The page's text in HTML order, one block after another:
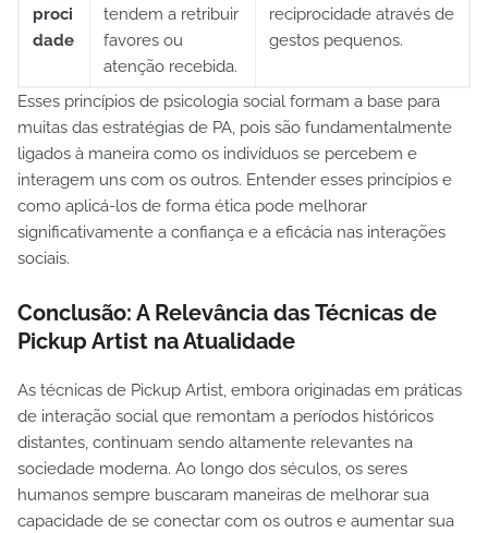
proci
dade
tendem a retribuir
favores ou
atenção recebida.
reciprocidade através de
gestos pequenos.
Esses princípios de psicologia social formam a base para
muitas das estratégias de PA, pois são fundamentalmente
ligados à maneira como os indivíduos se percebem e
interagem uns com os outros. Entender esses princípios e
como aplicá-los de forma ética pode melhorar
significativamente a confiança e a eficácia nas interações
sociais.
Conclusão: A Relevância das Técnicas de
Pickup Artist na Atualidade
As técnicas de Pickup Artist, embora originadas em práticas
de interação social que remontam a períodos históricos
distantes, continuam sendo altamente relevantes na
sociedade moderna. Ao longo dos séculos, os seres
humanos sempre buscaram maneiras de melhorar sua
capacidade de se conectar com os outros e aumentar sua